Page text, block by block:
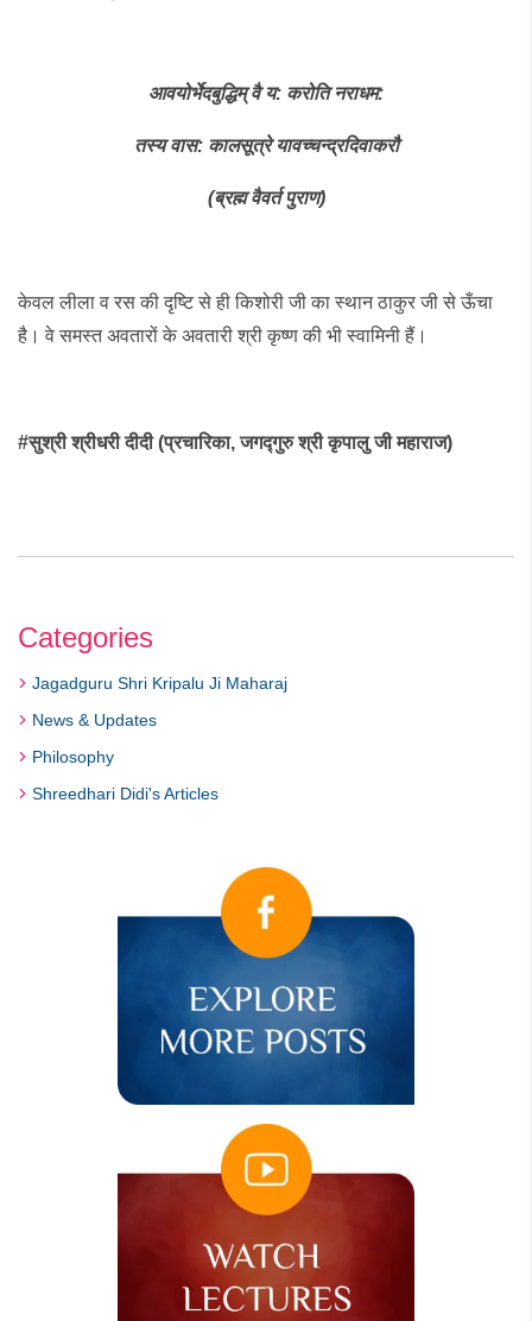
आवयोर्भेदबुद्धिम् वै य: करोति नराधम:
तस्य वास: कालसूत्रे यावच्चन्द्रदिवाकरौ
(ब्रह्म वैवर्त पुराण)
केवल लीला व रस की दृष्टि से ही किशोरी जी का स्थान ठाकुर जी से ऊँचा
है। वे समस्त अवतारों के अवतारी श्री कृष्ण की भी स्वामिनी हैं।
#सुश्री श्रीधरी दीदी (प्रचारिका,जगद्गुरु श्री कृपालु जी महाराज)
Categories
Jagadguru Shri Kripalu Ji Maharaj
News & Updates
Philosophy
Shreedhari Didi's Articles